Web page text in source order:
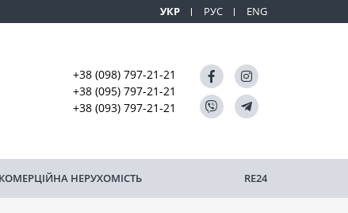
УКР РУС ENG
+38 (098) 797-21-21
+38 (095) 797-21-21
+38 (093) 797-21-21
КОМЕРЦІЙНА НЕРУХОМІСТЬ RE24